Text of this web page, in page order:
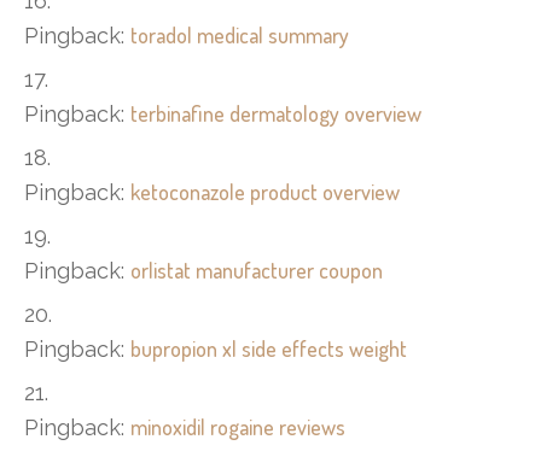
Pingback: toradol medical summary
Pingback: terbinafine dermatology overview
Pingback: ketoconazole product overview
Pingback: orlistat manufacturer coupon
Pingback: bupropion xl side effects weight
Pingback: minoxidil rogaine reviews